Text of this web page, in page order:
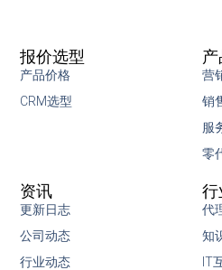
产
营
销
服
零
报价选型
产品价格
CRM选型
行
代
知
IT
资讯
更新日志
公司动态
行业动态